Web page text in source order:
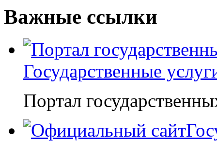
Важные ссылки
Государственные
Портал